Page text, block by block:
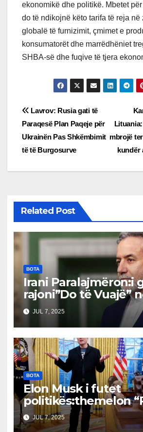
ekonomikë dhe politikë. Mbetet për
do të ndikojnë këto tarifa të reja në
globalë të furnizimit, çmimet e
konsumatorët dhe marrëdhëniet
SHBA-së dhe fuqive të tjera
Post
navigation
mbrojë
kundër
Lavrov: Rusia gati të
Paraqesë Plan Paqeje për
Ukrainën Pas Shkëmbimit
të të Burgosurve
Related Post
BOTA
Irani Paralajmëron:i
rajoni”Do të Vuajë”
Izraeli Nuk Mbahet
Përgjegjës
JUL 7, 2025
BOTA
Elon Musk i futet
politikës:themelon
Amerikës”Bordet
dhe tregjet
JUL 7, 2025